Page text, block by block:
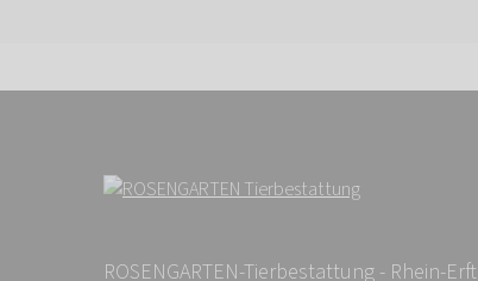
ROSENGARTEN-Tierbestattung - Rhein-Erft